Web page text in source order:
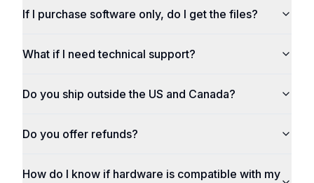
If I purchase software only, do I get the files?
What if I need technical support?
Do you ship outside the US and Canada?
Do you offer refunds?
How do I know if hardware is compatible with my